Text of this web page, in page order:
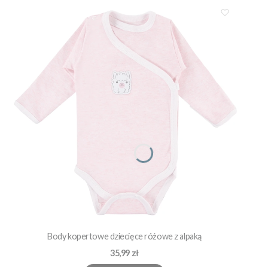
Body kopertowe dziecięce różowe z alpaką
Cena
35,99 zł